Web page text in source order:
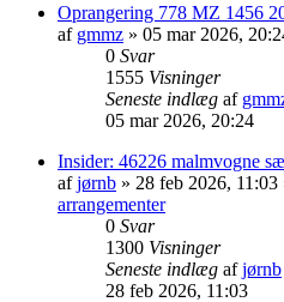
Oprangering 778 MZ 1456
af gmmz » 05 mar 2026,
0 Svar
1555 Visninger
Seneste indlæg af
05 mar 2026, 20:24
Insider: 46226 malmvogne
afjørnb » 28 feb 2026, 11:03
arrangementer
0 Svar
1300 Visninger
Seneste indlæg afjørnb
28 feb 2026, 11:03